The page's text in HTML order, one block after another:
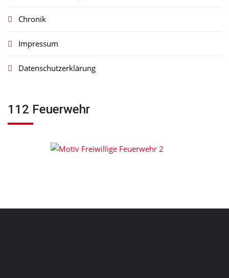
Chronik
Impressum
Datenschutzerklärung
112 Feuerwehr